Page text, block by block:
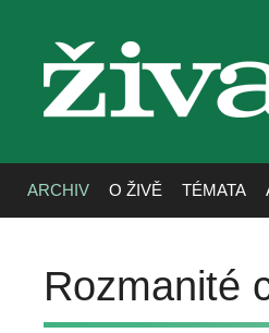
živa
ARCHIV O ŽIVĚ TÉMATA
Rozmanité